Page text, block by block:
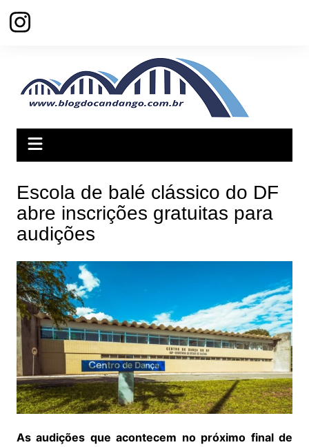
para
Escola de balé clássico do DF
abre inscrições gratuitas para
audições
As audições que acontecem no próximo final de